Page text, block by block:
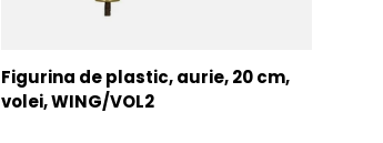
Figurina de plastic, aurie, 20 cm,
volei, WING/VOL2